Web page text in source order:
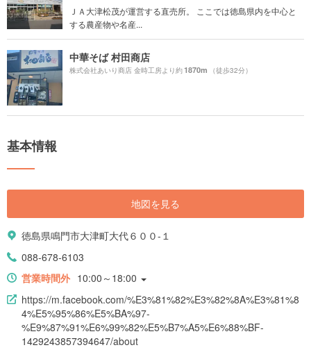
ＪＡ大津松茂が運営する直売所。 ここでは徳島県内を中心と
する農産物や名産...
中華そば 村田商店
株式会社あいり商店 金時工房より約1870m （徒歩32分）
基本情報
地図を見る
徳島県鳴門市大津町大代６００-１
088-678-6103
営業時間外 10:00～18:00
https://m.facebook.com/%E3%81%82%E3%82%8A%E3%81%8
4%E5%95%86%E5%BA%97-
%E9%87%91%E6%99%82%E5%B7%A5%E6%88%BF-
1429243857394647/about